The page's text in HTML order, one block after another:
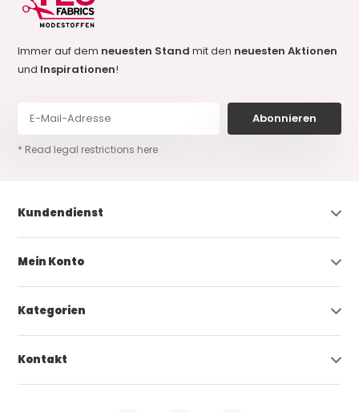
Immer auf dem neuesten Standmit den neuesten Aktionen
und Inspirationen!
Abonnieren
* Read legal restrictions here
Kundendienst
Mein Konto
Kategorien
Kontakt